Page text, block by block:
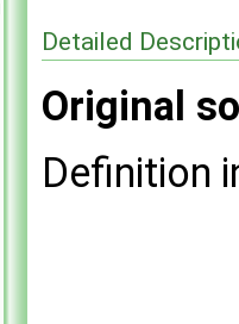
Detailed
Original
Definition